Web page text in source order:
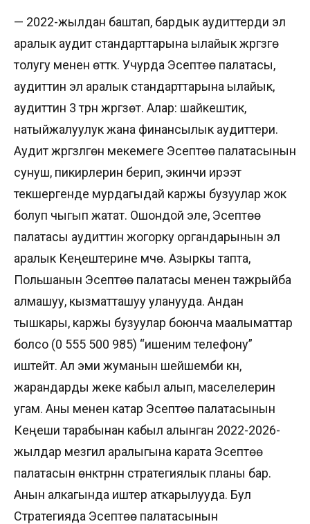
— 2022-жылдан баштап, бардык аудиттерди эл
аралык аудит стандарттарына ылайык жүргүзүүгө
толугу менен өттүк. Учурда Эсептөө палатасы,
аудиттин эл аралык стандарттарына ылайык,
аудиттин 3 түрүн жүргүзөт. Алар: шайкештик,
натыйжалуулук жана финансылык аудиттери.
Аудит жүргүзүлгөн мекемеге Эсептөө палатасынын
сунуш, пикирлерин берип, экинчи ирээт
текшергенде мурдагыдай каржы бузуулар жок
болуп чыгып жатат. Ошондой эле, Эсептөө
палатасы аудиттин жогорку органдарынын эл
аралык Кеңештерине мүчө. Азыркы тапта,
Польшанын Эсептөө палатасы менен тажрыйба
алмашуу, кызматташуу уланууда. Андан
тышкары, каржы бузуулар боюнча маалыматтар
болсо (0 555 500 985) “ишеним телефону”
иштейт. Ал эми жуманын шейшемби күнү,
жарандарды жеке кабыл алып, маселелерин
угам. Аны менен катар Эсептөө палатасынын
Кеңеши тарабынан кабыл алынган 2022-2026-
жылдар мезгил аралыгына карата Эсептөө
палатасын өнүктүрүүнүн стратегиялык планы бар.
Анын алкагында иштер аткарылууда. Бул
Стратегияда Эсептөө палатасынын